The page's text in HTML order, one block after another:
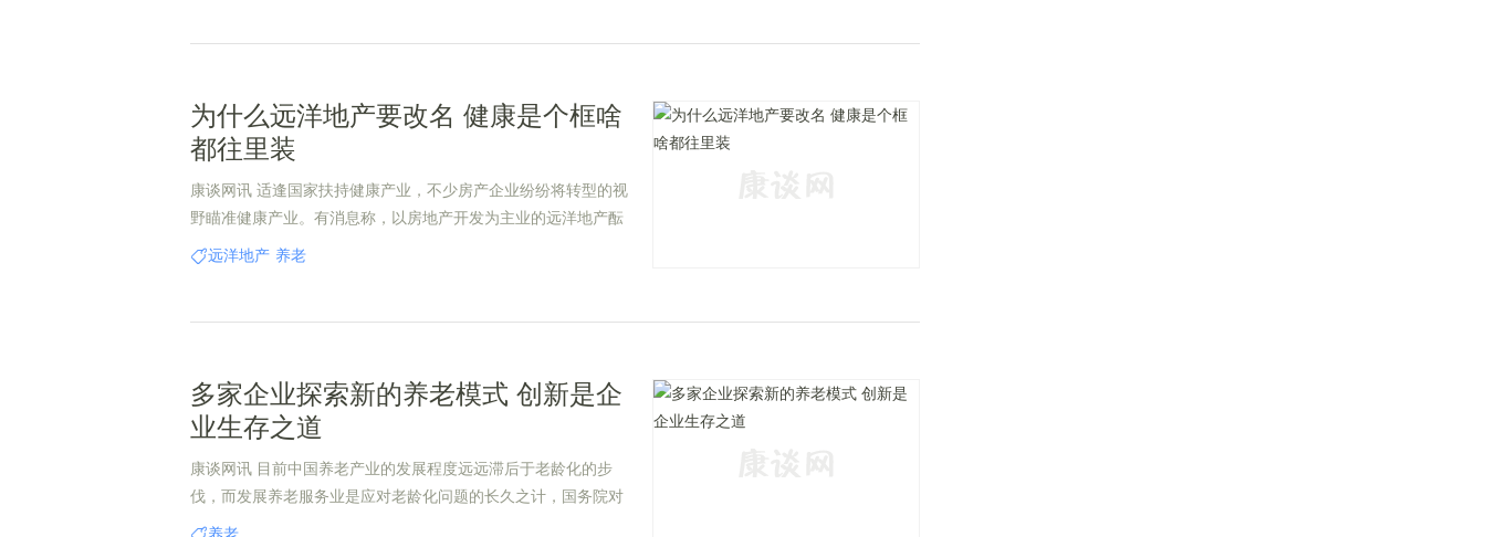
为什么远洋地产要改名 健康是个框啥
都往里装
康谈网讯 适逢国家扶持健康产业，不少房产企业纷纷将转型的视
野瞄准健康产业。有消息称，以房地产开发为主业的远洋地产酝
酿改名。
远洋地产 养老
多家企业探索新的养老模式 创新是企
业生存之道
康谈网讯 目前中国养老产业的发展程度远远滞后于老龄化的步
伐，而发展养老服务业是应对老龄化问题的长久之计，国务院对
加快发展养老服务业也做出了系统安排和全面部署。